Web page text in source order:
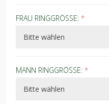
FRAU RINGGRÖSSE: *
MANN RINGGRÖSSE: *